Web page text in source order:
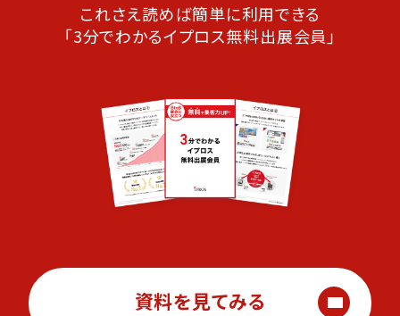
これさえ読めば簡単に利用できる
「3分でわかるイプロス無料出展会員」
資料を見てみる